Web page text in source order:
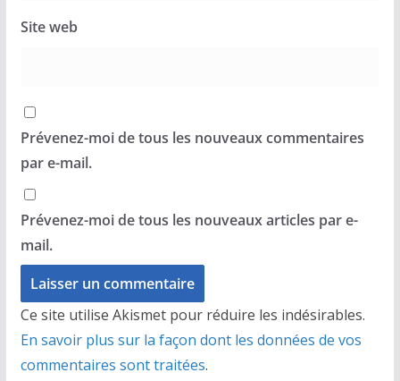
Site web
Prévenez-moi de tous les nouveaux commentaires
par e-mail.
Prévenez-moi de tous les nouveaux articles par e-
mail.
Ce site utilise Akismet pour réduire les indésirables.
En savoir plus sur la façon dont les données de vos
commentaires sont traitées.